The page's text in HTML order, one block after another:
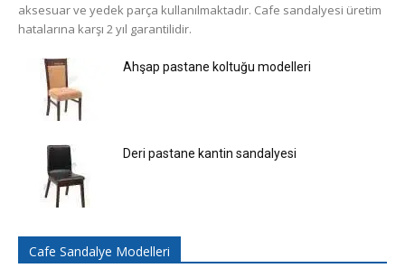
aksesuar ve yedek parça kullanılmaktadır. Cafe sandalyesi üretim
hatalarına karşı 2 yıl garantilidir.
Ahşap pastane koltuğu modelleri
Deri pastane kantin sandalyesi
Cafe Sandalye Modelleri